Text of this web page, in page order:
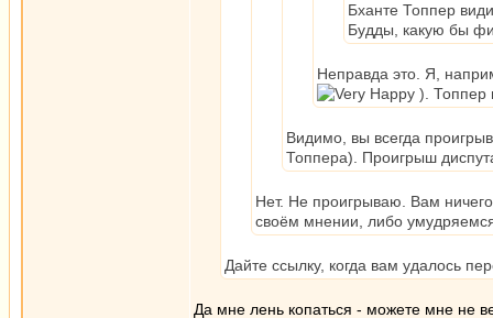
Бханте Топпер
Будды, какую бы
Неправда это. Я,
). Топпер
Видимо, вы всегда
Топпера). Проигрыш
Нет. Не проигрываю. Вам
своём мнении, либо
Дайте ссылку, когда вам удалось
Да мне лень копаться - можете мне не